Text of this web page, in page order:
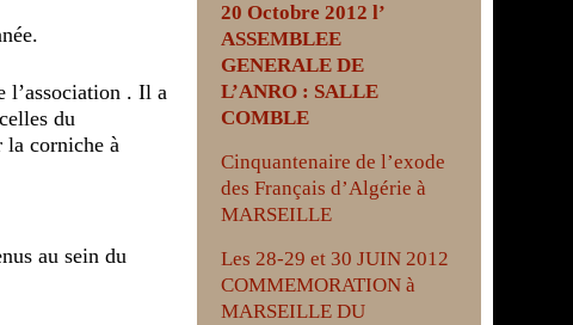
l’association . Il a
du
la corniche à
au sein du
20 Octobre 2012 l’
ASSEMBLEE
GENERALE DE
L’ANRO : SALLE
COMBLE
Cinquantenaire de l’exode
des Français d’Algérie à
MARSEILLE
Les 28-29 et 30 JUIN 2012
COMMEMORATION à
MARSEILLE DU